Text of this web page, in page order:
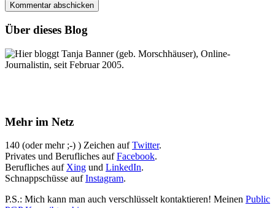
Über dieses Blog
Hier bloggt Tanja Banner (geb. Morschhäuser), Online-
Journalistin, seit Februar 2005.
Mehr im Netz
140 (oder mehr ;-) ) Zeichen aufTwitter.
Privates und Berufliches aufFacebook.
Berufliches auf Xing und LinkedIn.
Schnappschüsse aufInstagram.
P.S.: Mich kann man auch verschlüsselt kontaktieren! Meinen Public